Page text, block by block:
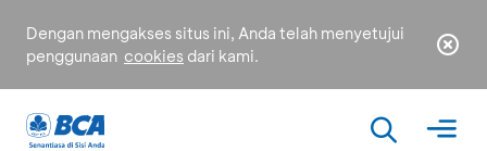
Dengan mengakses situs ini, Anda telah menyetujui
penggunaan cookies dari kami.